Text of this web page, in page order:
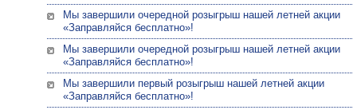
Мы завершили очередной розыгрыш нашей летней акции
«Заправляйся бесплатно»!
Мы завершили очередной розыгрыш нашей летней акции
«Заправляйся бесплатно»!
Мы завершили первый розыгрыш нашей летней акции
«Заправляйся бесплатно»!